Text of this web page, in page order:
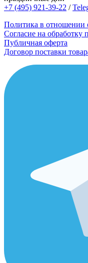
+7 (495) 921-39-22 /
Политика в отношении
Согласие на обработку
Публичная оферта
Договор поставки